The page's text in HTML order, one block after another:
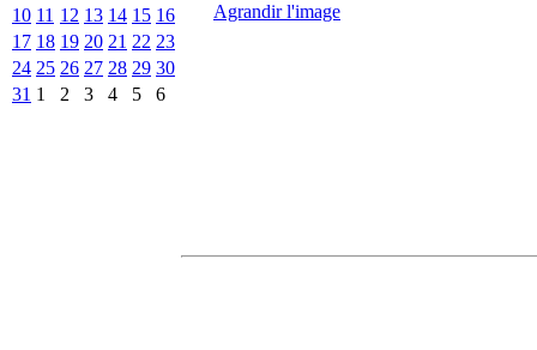
10 11 12 13 14 15 16
17 18 19 20 21 22 23
24 25 26 27 28 29 30
31 1 2 3 4 5 6
Agrandir l'image